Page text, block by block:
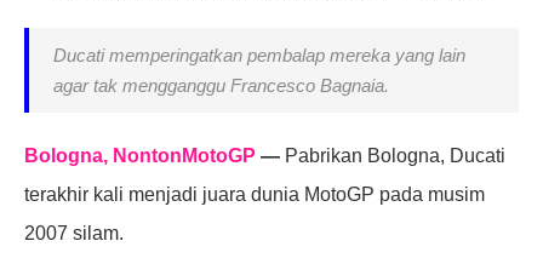
Ducati memperingatkan pembalap mereka yang lain
agar tak mengganggu Francesco Bagnaia.
Bologna, NontonMotoGP — Pabrikan Bologna, Ducati
terakhir kali menjadi juara dunia MotoGP pada musim
2007 silam.